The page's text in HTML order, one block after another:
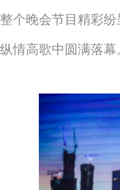
整个晚会节目精彩
纵情高歌中圆满落幕